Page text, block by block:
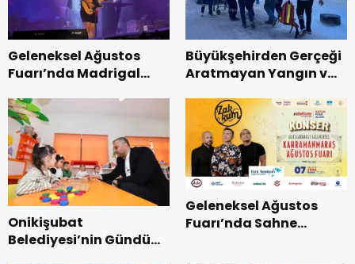
Geleneksel Ağustos
Fuarı’nda Madrigal
Büyükşehirden Gerçeği
Aratmayan Yangın ve
Onikişubat
Belediyesi’nin Gündüz
Geleneksel Ağustos
Fuarı’nda Sahne